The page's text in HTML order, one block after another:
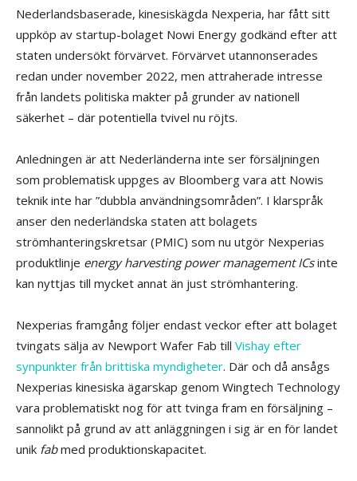
Nederlandsbaserade, kinesiskägda Nexperia, har fått sitt
uppköp av startup-bolaget Nowi Energy godkänd efter att
staten undersökt förvärvet. Förvärvet utannonserades
redan under november 2022, men attraherade intresse
från landets politiska makter på grunder av nationell
säkerhet – där potentiella tvivel nu röjts.
Anledningen är att Nederländerna inte ser försäljningen
som problematisk uppges av Bloomberg vara att Nowis
teknik inte har ”dubbla användningsområden”. I klarspråk
anser den nederländska staten att bolagets
strömhanteringskretsar (PMIC) som nu utgör Nexperias
produktlinje energy harvesting power management ICsinte
kan nyttjas till mycket annat än just strömhantering.
Nexperias framgång följer endast veckor efter att bolaget
tvingats sälja av Newport Wafer Fab till Vishay efter
synpunkter från brittiska myndigheter. Där och då ansågs
Nexperias kinesiska ägarskap genom Wingtech Technology
vara problematiskt nog för att tvinga fram en försäljning –
sannolikt på grund av att anläggningen i sig är en för landet
unik fabmed produktionskapacitet.